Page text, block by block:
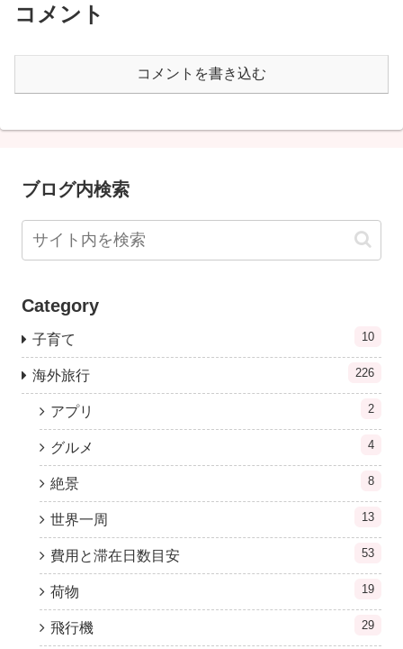
コメント
コメントを書き込む
ブログ内検索
Category
子育て 10
海外旅行 226
アプリ 2
グルメ 4
絶景 8
世界一周 13
費用と滞在日数目安 53
荷物 19
飛行機 29